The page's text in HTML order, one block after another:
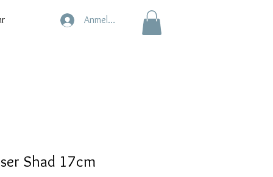
Anmelden
Shad 17cm